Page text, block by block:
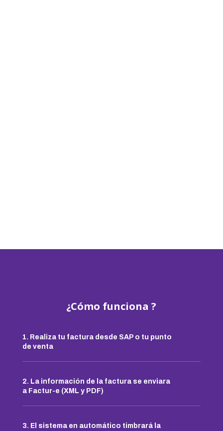
¿Cómo funciona ?
1. Realiza tu factura desde SAP o tu punto
de venta
2. La información de la factura se enviara
a Factur-e (XML y PDF)
3. El sistema en automático timbrará la